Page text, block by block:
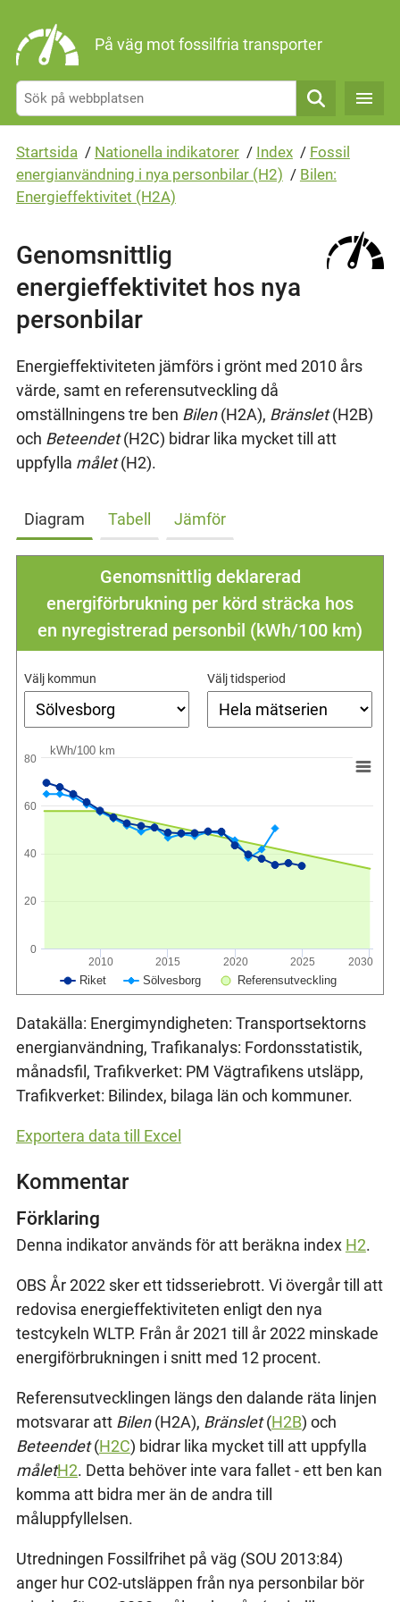
På väg mot fossilfria transporter
Sök
Startsida / Nationella indikatorer / Index / Fossil
energianvändning i nya personbilar (H2) / Bilen:
Energieffektivitet (H2A)
Genomsnittlig
energieffektivitet hos nya
personbilar
Energieffektiviteten jämförs i grönt med 2010 års
värde, samt en referensutveckling då
omställningens tre ben Bilen(H2A), Bränslet(H2B)
och Beteendet(H2C) bidrar lika mycket till att
uppfylla målet(H2).
Diagram Tabell Jämför
Genomsnittlig deklarerad
energiförbrukning per körd sträcka hos
en nyregistrerad personbil (kWh/100 km)
Välj kommun Välj tidsperiod
kWh/100 km
Riket Sölvesborg Referensutveckling
2010 2015 2020 2025 2030
0
20
40
60
80
Datakälla: Energimyndigheten: Transportsektorns
energianvändning, Trafikanalys: Fordonsstatistik,
månadsfil, Trafikverket: PM Vägtrafikens utsläpp,
Trafikverket: Bilindex, bilaga län och kommuner.
Exportera data till Excel
Kommentar
Förklaring
Denna indikator används för att beräkna index H2.
OBS År 2022 sker ett tidsseriebrott. Vi övergår till att
redovisa energieffektiviteten enligt den nya
testcykeln WLTP. Från år 2021 till år 2022 minskade
energiförbrukningen i snitt med 12 procent.
Referensutvecklingen längs den dalande räta linjen
motsvarar att Bilen(H2A), Bränslet(H2B) och
Beteendet(H2C) bidrar lika mycket till att uppfylla
måletH2. Detta behöver inte vara fallet - ett ben kan
komma att bidra mer än de andra till
måluppfyllelsen.
Utredningen Fossilfrihet på väg (SOU 2013:84)
anger hur CO2-utsläppen från nya personbilar bör